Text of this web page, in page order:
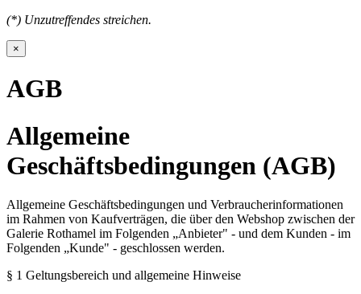
(*) Unzutreffendes streichen.
×
AGB
Allgemeine
Geschäftsbedingungen (AGB)
Allgemeine Geschäftsbedingungen und Verbraucherinformationen
im Rahmen von Kaufverträgen, die über den Webshop zwischen der
Galerie Rothamel im Folgenden „Anbieter" - und dem Kunden - im
Folgenden „Kunde" - geschlossen werden.
§ 1 Geltungsbereich und allgemeine Hinweise